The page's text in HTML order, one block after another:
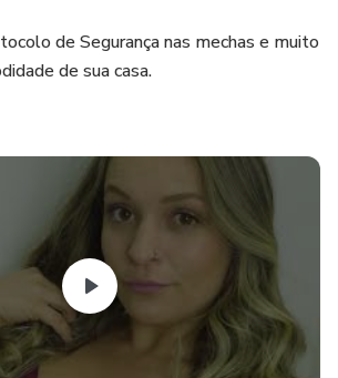
de Segurança nas mechas e muito
de sua casa.